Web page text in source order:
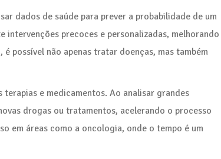
dados de saúde para prever a probabilidade de um
precoces e personalizadas, melhorando
possível não apenas tratar doenças, mas também
e medicamentos. Ao analisar grandes
drogas ou tratamentos, acelerando o processo
em áreas como a oncologia, onde o tempo é um